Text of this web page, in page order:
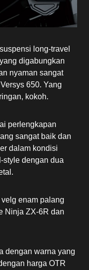
long-travel
digabungkan
nyaman sangat
650. Yang
kokoh.
perlengkapan
sangat baik dan
dalam kondisi
style dengan dua
enam palang
Ninja ZX-6R dan
dengan warna yang
harga OTR